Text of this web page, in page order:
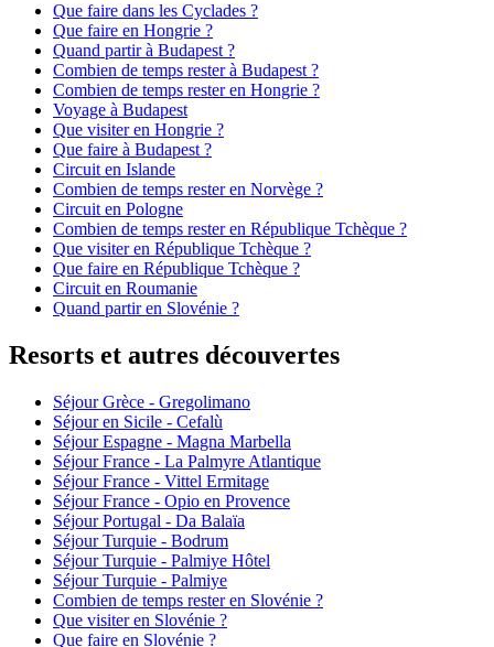
Que faire dans les Cyclades ?
Que faire en Hongrie ?
Quand partir à Budapest ?
Combien de temps rester à Budapest ?
Combien de temps rester en Hongrie ?
Voyage à Budapest
Que visiter en Hongrie ?
Que faire à Budapest ?
Circuit en Islande
Combien de temps rester en Norvège ?
Circuit en Pologne
Combien de temps rester en République Tchèque ?
Que visiter en République Tchèque ?
Que faire en République Tchèque ?
Circuit en Roumanie
Quand partir en Slovénie ?
Resorts et autres découvertes
Séjour Grèce - Gregolimano
Séjour en Sicile - Cefalù
Séjour Espagne - Magna Marbella
Séjour France - La Palmyre Atlantique
Séjour France - Vittel Ermitage
Séjour France - Opio en Provence
Séjour Portugal - Da Balaïa
Séjour Turquie - Bodrum
Séjour Turquie - Palmiye Hôtel
Séjour Turquie - Palmiye
Combien de temps rester en Slovénie ?
Que visiter en Slovénie ?
Que faire en Slovénie ?